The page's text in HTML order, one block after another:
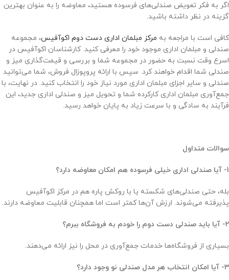
اگر به فکر تعویض صندلی‌های فرسوده هستید، معاوضه را به عنوان بهترین
گزینه در نظر داشته باشید.
کافی است با مراجعه به مرکز مبلمان اداری دست دوم اکوآفیس، مجموعه
صندلی و مبلمان اداری موجود خود را معرفی کنید. کارشناسان اکوآفیس در
اسرع وقت نسبت به حضور در مجموعه شما و بررسی و قیمت‌گذاری میز و
صندلی شما اقدام خواهند کرد. سپس با ارائه پروپوزال فروش، شما می‌توانید
صندلی و سایر اجزای مبلمان اداری مورد نیاز خود را انتخاب کنید. در نهایت، با
جمع‌آوری مبلمان اداری کارکرده شما و تحویل میز و صندلی اداری جدید، این
فرآیند به سادگی و با سرعت زیاد به پایان خواهد رسید.
سوالات متداول
1- آیا صندلی‌ اداری خیلی فرسوده هم امکان معاوضه دارد؟
بله، حتی صندلی‌های شکسته یا با روکش پاره هم در مرکز اکوآفیس
پذیرفته می‌شوند. ارزش آن‌ها کمتر است اما همچنان قابلیت معاوضه دارند.
2- آیا باید صندلی دست دوم را خودم به فروشگاه ببرم؟
بسیاری از فروشگاه‌ها خدمات جمع‌آوری در محل را نیز ارائه می‌دهند.
3- آیا امکان انتخاب هر مدل صندلی نو وجود دارد؟